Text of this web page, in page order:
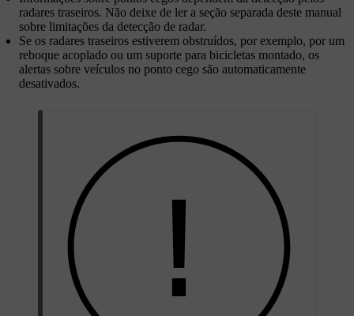
radares traseiros. Não deixe de ler a seção separada deste manual
sobre limitações da detecção de radar.
Se os radares traseiros estiverem obstruídos, por exemplo, por um
reboque acoplado ou um suporte para bicicletas montado, os
alertas sobre veículos no ponto cego são automaticamente
desativados.